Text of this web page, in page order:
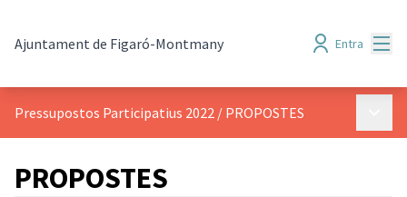
Ajuntament de Figaró-Montmany Entra
Pressupostos Participatius 2022 / PROPOSTES
PROPOSTES